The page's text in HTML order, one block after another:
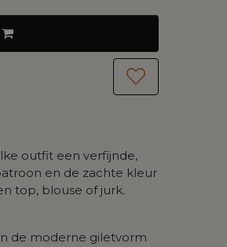
outfit een verfijnde,
en de zachte kleur
top, blouse of jurk.
de moderne giletvorm